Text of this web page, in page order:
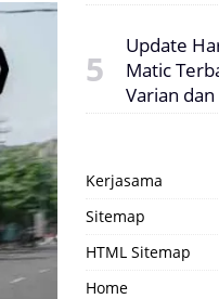
Update
Matic
Varian
Kerjasama
Sitemap
HTML Sitemap
Home